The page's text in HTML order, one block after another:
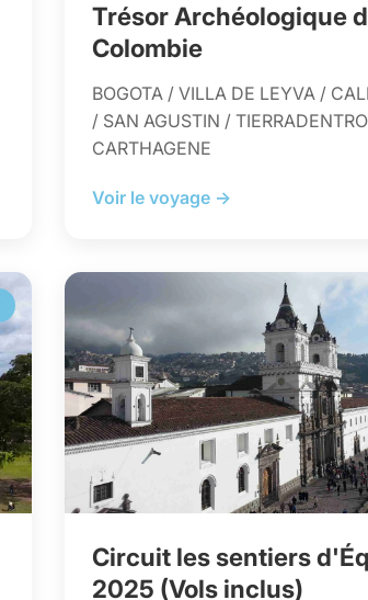
Trésor Archéologique
Colombie
BOGOTA / VILLA DE LEYVA /
/ SAN AGUSTIN /
CARTHAGENE
Voir le voyage →
Circuit les sentiers
2025 (Vols inclus)